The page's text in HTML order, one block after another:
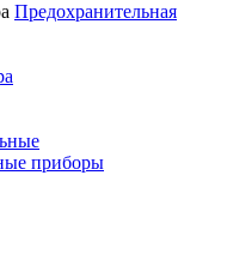
Предохранительная
приборы